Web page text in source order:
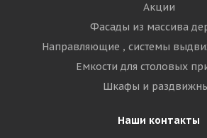
Акции
Фасады из массива
Направляющие , системы
Емкости для столовых
Шкафы и
Наши контакты